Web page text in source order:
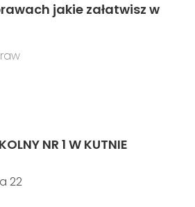
jakie załatwisz w
NR 1 W KUTNIE
22